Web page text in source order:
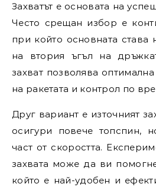
Захватът е основата на
Често срещан избор е
при който основната става
на втория ъгъл на
захват позволява
на ракетата и контрол по
Друг вариант е източният
осигури повече топспин,
част от скоростта.
захвата може да ви
който е най-удобен и